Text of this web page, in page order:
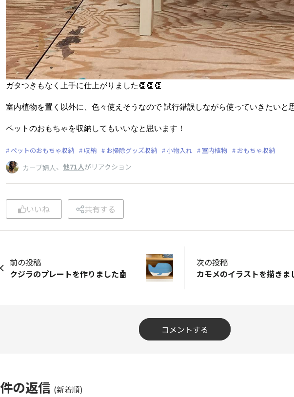
ガタつきもなく上手に仕上がりました👏👏👏
室内植物を置く以外に、色々使えそうなので 試行錯誤しながら使っていきたいと
ペットのおもちゃを収納してもいいなと思います！
ペットのおもちゃ収納 収納 お掃除グッズ収納 小物入れ 室内植物 おもちゃ収納
カープ婦人 、 他71人がリアクション
いいね 共有する
前の投稿
クジラのプレートを作りました🤖
次の投稿
カモメのイラストを描きま
コメントする
件の返信 (新着順)